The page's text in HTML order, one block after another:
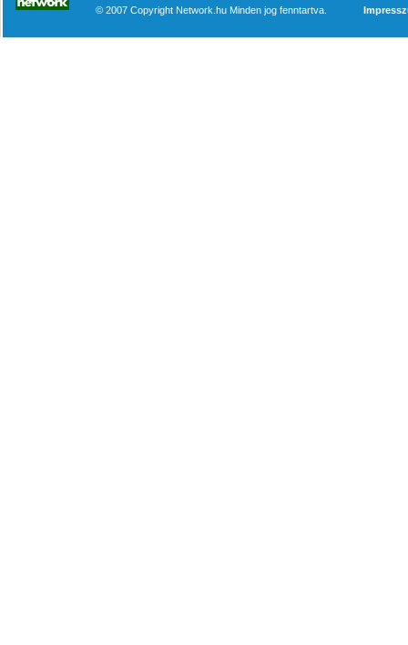
© 2007 Copyright Network.hu Minden jog fenntartva.